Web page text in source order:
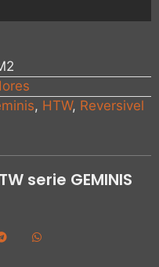
, HTW, Reversivel
serie GEMINIS